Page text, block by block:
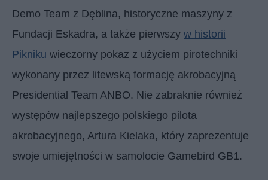
Demo Team z Dęblina, historyczne maszyny z
Fundacji Eskadra, a także pierwszy w historii
Pikniku wieczorny pokaz z użyciem pirotechniki
wykonany przez litewską formację akrobacyjną
Presidential Team ANBO. Nie zabraknie również
występów najlepszego polskiego pilota
akrobacyjnego, Artura Kielaka, który zaprezentuje
swoje umiejętności w samolocie Gamebird GB1.